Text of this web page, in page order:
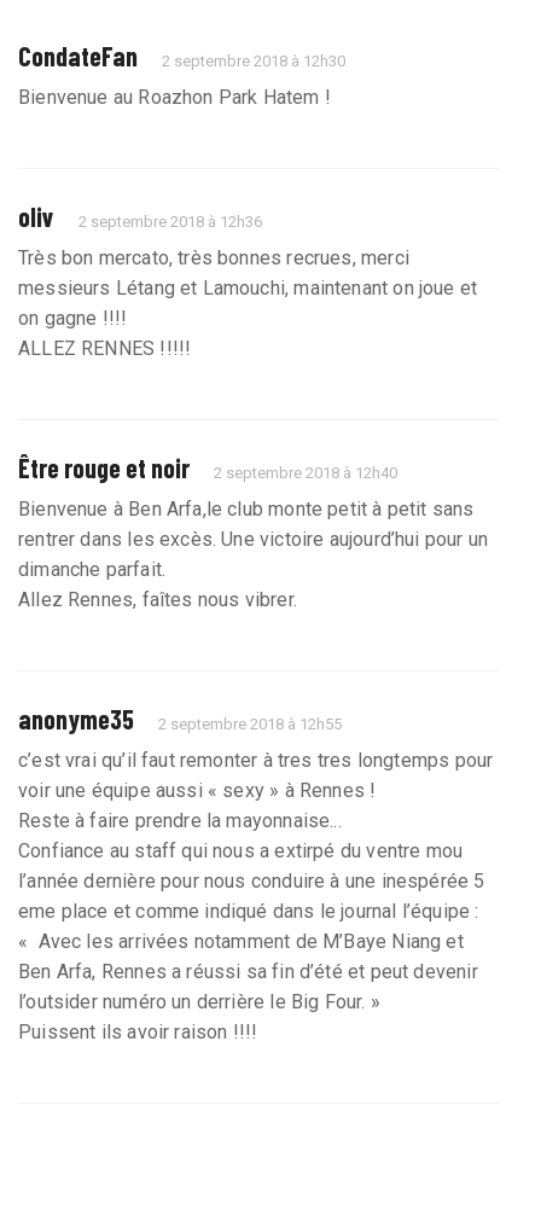
CondateFan 2 septembre 2018 à 12h30
Bienvenue au Roazhon Park Hatem !
oliv 2 septembre 2018 à 12h36
Très bon mercato, très bonnes recrues, merci
messieurs Létang et Lamouchi, maintenant on joue et
on gagne !!!!
ALLEZ RENNES !!!!!
Être rouge et noir 2 septembre 2018 à 12h40
Bienvenue à Ben Arfa,le club monte petit à petit sans
rentrer dans les excès. Une victoire aujourd’hui pour un
dimanche parfait.
Allez Rennes, faîtes nous vibrer.
anonyme35 2 septembre 2018 à 12h55
c’est vrai qu’il faut remonter à tres tres longtemps pour
voir une équipe aussi « sexy » à Rennes !
Reste à faire prendre la mayonnaise...
Confiance au staff qui nous a extirpé du ventre mou
l’année dernière pour nous conduire à une inespérée 5
eme place et comme indiqué dans le journal l’équipe :
« Avec les arrivées notamment de M’Baye Niang et
Ben Arfa, Rennes a réussi sa fin d’été et peut devenir
l’outsider numéro un derrière le Big Four. »
Puissent ils avoir raison !!!!